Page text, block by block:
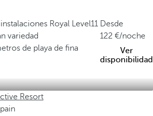
Royal Level11
variedad
de playa de fina
Desde
122
/noche
Ver
disponibilidad
Resort